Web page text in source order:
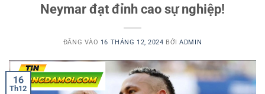
Neymar đạt đỉnh cao sự nghiệp!
ĐĂNG VÀO 16 THÁNG 12, 2024 BỞIADMIN
16
Th12